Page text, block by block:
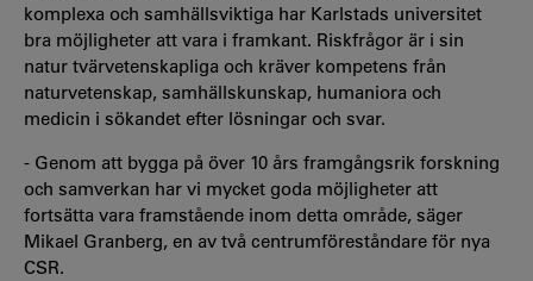
komplexa och samhällsviktiga har Karlstads universitet
bra möjligheter att vara i framkant. Riskfrågor är i sin
natur tvärvetenskapliga och kräver kompetens från
naturvetenskap, samhällskunskap, humaniora och
medicin i sökandet efter lösningar och svar.
- Genom att bygga på över 10 års framgångsrik forskning
och samverkan har vi mycket goda möjligheter att
fortsätta vara framstående inom detta område, säger
Mikael Granberg, en av två centrumföreståndare för nya
CSR.